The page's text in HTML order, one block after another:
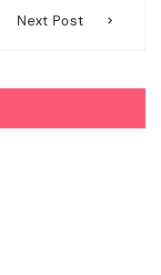
Next Post